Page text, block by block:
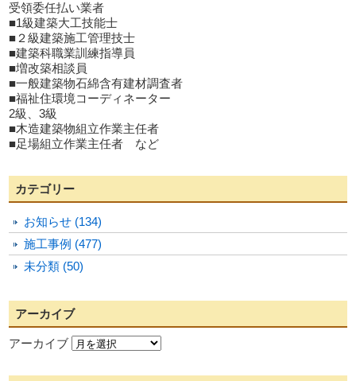
受領委任払い業者
■1級建築大工技能士
■２級建築施工管理技士
■建築科職業訓練指導員
■増改築相談員
■一般建築物石綿含有建材調査者
■福祉住環境コーディネーター
2級、3級
■木造建築物組立作業主任者
■足場組立作業主任者 など
カテゴリー
お知らせ (134)
施工事例 (477)
未分類 (50)
アーカイブ
アーカイブ